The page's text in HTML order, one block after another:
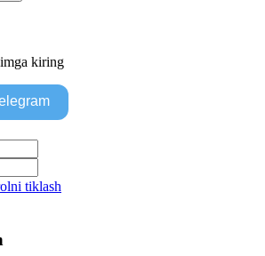
kiring
tiklash